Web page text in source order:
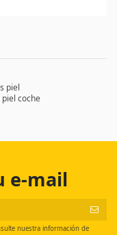
piel
coche
e-mail
nuestra información de